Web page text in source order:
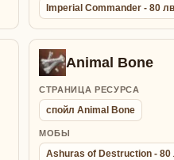
Imperial Commander - 80
Animal Bone
СТРАНИЦА РЕСУРСА
спойл Animal Bone
МОБЫ
Ashuras of Destruction - 80